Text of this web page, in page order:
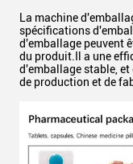
La machine
spécifications
d'emballage peuvent
du produit.Il a une
d'emballage stable,
de production et de